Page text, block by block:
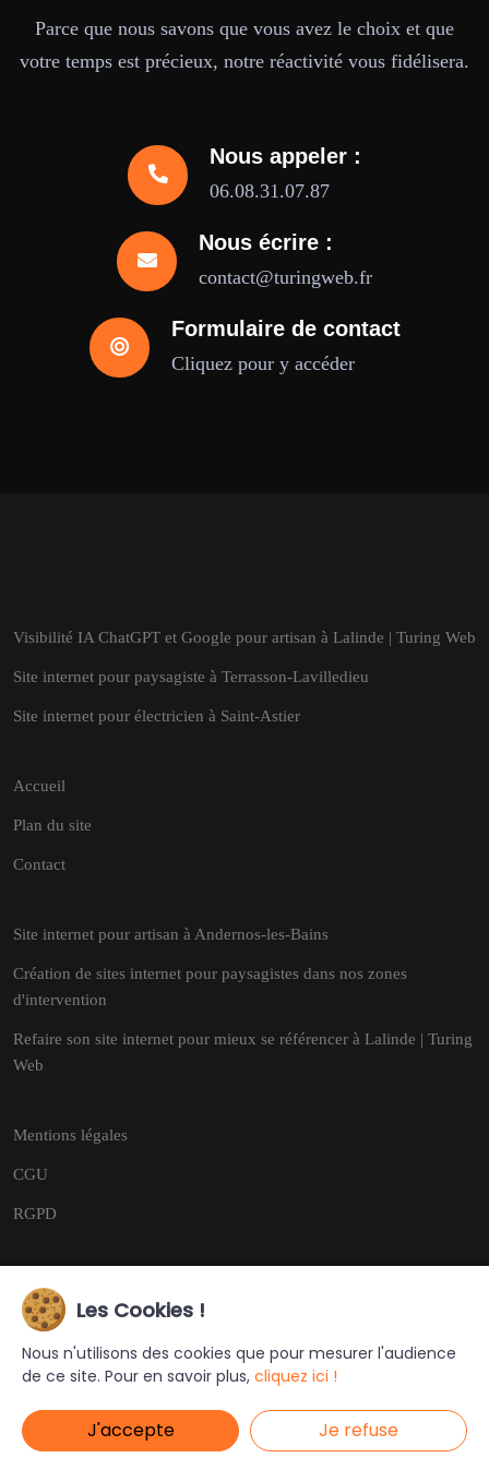
Parce que nous savons que vous avez le choix et que
votre temps est précieux, notre réactivité vous fidélisera.
Nous appeler :
06.08.31.07.87
Nous écrire :
contact@turingweb.fr
Formulaire de contact
Cliquez pour y accéder
Visibilité IA ChatGPT et Google pour artisan à Lalinde | Turing Web
Site internet pour paysagiste à Terrasson-Lavilledieu
Site internet pour électricien à Saint-Astier
Accueil
Plan du site
Contact
Site internet pour artisan à Andernos-les-Bains
Création de sites internet pour paysagistes dans nos zones
d'intervention
Refaire son site internet pour mieux se référencer à Lalinde | Turing
Web
Mentions légales
CGU
RGPD
Copyright © 2026
Ce site a été créé et est géré par Turing Web
Les Cookies !
Nous n'utilisons des cookies que pour mesurer l'audience
de ce site. Pour en savoir plus, cliquez ici !
J'accepte Je refuse